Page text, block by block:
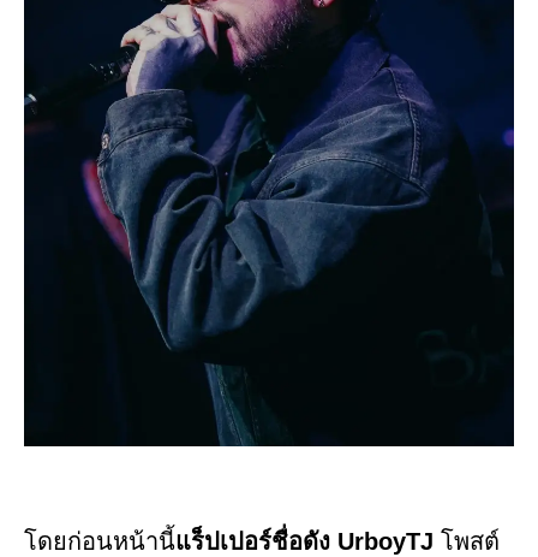
โดยก่อนหน้านี้แร็ปเปอร์ชื่อดัง UrboyTJ โพสต์